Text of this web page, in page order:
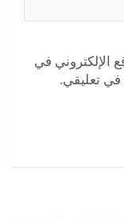
الإلكتروني في
في تعليقي.